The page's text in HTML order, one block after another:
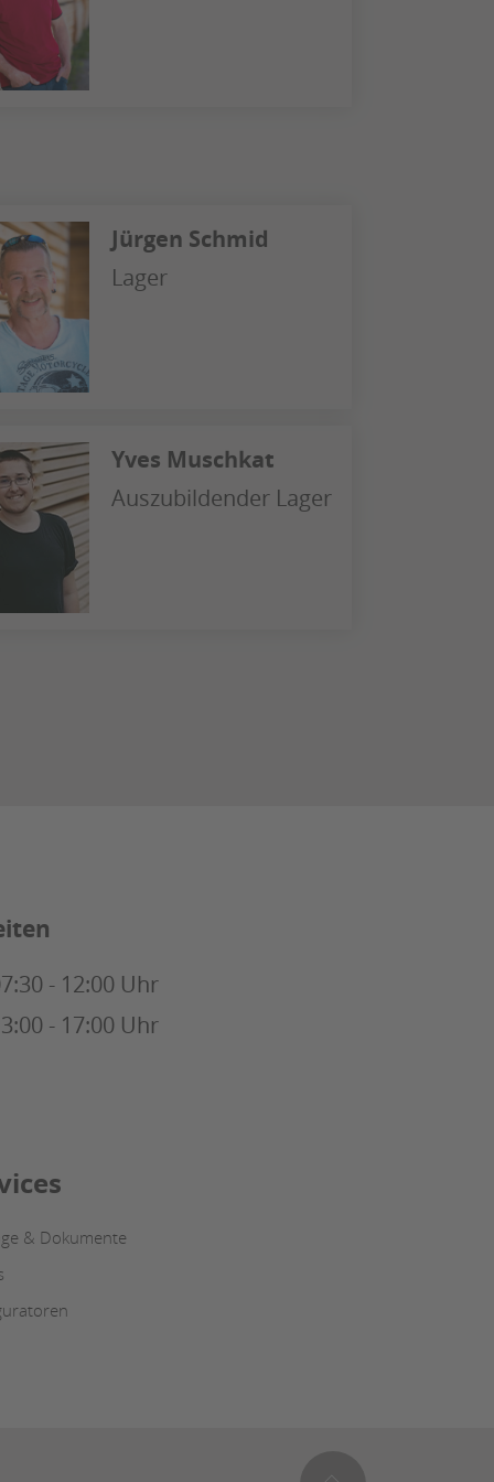
Jürgen Schmid
Lager
Yves Muschkat
Auszubildender Lager
- 12:00 Uhr
- 17:00 Uhr
& Dokumente